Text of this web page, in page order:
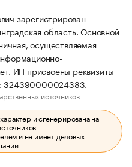
зарегистрирован
область. Основной
осуществляемая
ИП присвоены реквизиты
324390000024383.
источников.
и сгенерирована на
и не имеет деловых